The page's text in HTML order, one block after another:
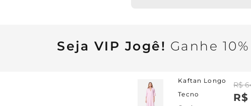
Kaftan Longo
Tecno
R$
R$
Seja VIP Jogê! Ganhe